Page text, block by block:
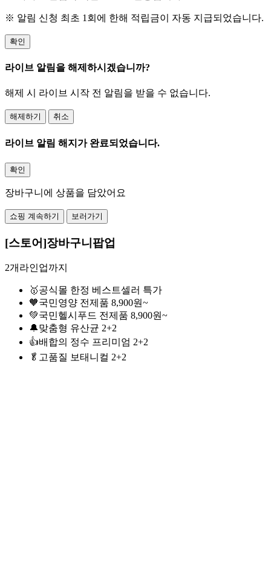
※ 알림 신청 최초 1회에 한해 적립금이 자동 지급되었습니다.
확인
라이브 알림을 해제하시겠습니까?
해제 시 라이브 시작 전 알림을 받을 수 없습니다.
해제하기 취소
라이브 알림 해지가 완료되었습니다.
확인
장바구니에 상품을 담았어요
쇼핑 계속하기 보러가기
[스토어]장바구니팝업
2개라인업까지
🥇공식몰 한정 베스트셀러 특가
🧡국민영양 전제품 8,900원~
💚국민헬시푸드 전제품 8,900원~
🔔맞춤형 유산균 2+2
👍배합의 정수 프리미엄 2+2
🥬고품질 보태니컬 2+2